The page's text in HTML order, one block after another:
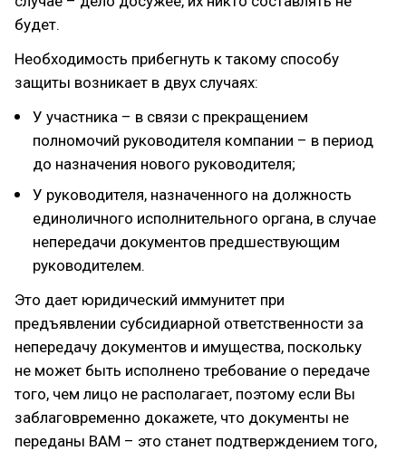
будет.
Необходимость прибегнуть к такому способу
защиты возникает в двух случаях:
У участника – в связи с прекращением
полномочий руководителя компании – в период
до назначения нового руководителя;
У руководителя, назначенного на должность
единоличного исполнительного органа, в случае
непередачи документов предшествующим
руководителем.
Это дает юридический иммунитет при
предъявлении субсидиарной ответственности за
непередачу документов и имущества, поскольку
не может быть исполнено требование о передаче
того, чем лицо не располагает, поэтому если Вы
заблаговременно докажете, что документы не
переданы ВАМ – это станет подтверждением того,